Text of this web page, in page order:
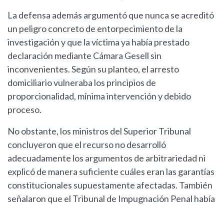
La defensa además argumentó que nunca se acreditó
un peligro concreto de entorpecimiento de la
investigación y que la víctima ya había prestado
declaración mediante Cámara Gesell sin
inconvenientes. Según su planteo, el arresto
domiciliario vulneraba los principios de
proporcionalidad, mínima intervención y debido
proceso.
No obstante, los ministros del Superior Tribunal
concluyeron que el recurso no desarrolló
adecuadamente los argumentos de arbitrariedad ni
explicó de manera suficiente cuáles eran las garantías
constitucionales supuestamente afectadas. También
señalaron que el Tribunal de Impugnación Penal había